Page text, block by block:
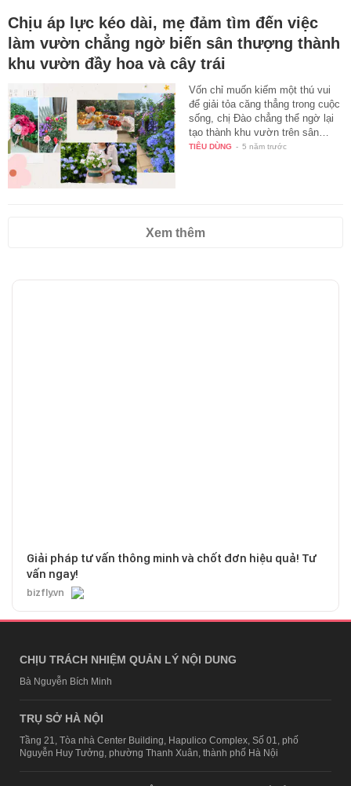
Chịu áp lực kéo dài, mẹ đảm tìm đến việc
làm vườn chẳng ngờ biến sân thượng thành
khu vườn đầy hoa và cây trái
Vốn chỉ muốn kiếm một thú vui
để giải tỏa căng thẳng trong cuộc
sống, chị Đào chẳng thể ngờ lại
tạo thành khu vườn trên sân…
TIÊU DÙNG - 5 năm trước
Xem thêm
Giải pháp tư vấn thông minh và chốt đơn hiệu quả! Tư
vấn ngay!
bizfly.vn
CHỊU TRÁCH NHIỆM QUẢN LÝ NỘI DUNG
Bà Nguyễn Bích Minh
TRỤ SỞ HÀ NỘI
Tầng 21, Tòa nhà Center Building, Hapulico Complex, Số 01, phố
Nguyễn Huy Tưởng, phường Thanh Xuân, thành phố Hà Nội